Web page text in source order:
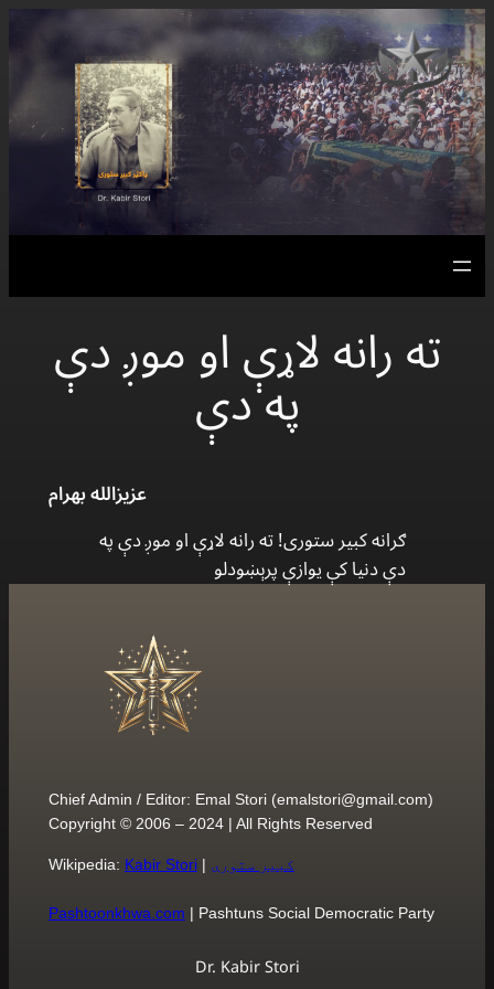
Skip
to
content
ته رانه لاړې او موږ دې
په دې
عزيزالله بهرام
ګرانه كبير ستورى! ته رانه لاړې او موږ دې په
دې دنيا كې يوازې پرېښودلو
Chief Admin / Editor: Emal Stori (emalstori@gmail.com)
Copyright © 2006 – 2024 | All Rights Reserved
Wikipedia: Kabir Stori| کبیر ستوری
Pashtoonkhwa.com | Pashtuns Social Democratic Party
Dr. Kabir Stori